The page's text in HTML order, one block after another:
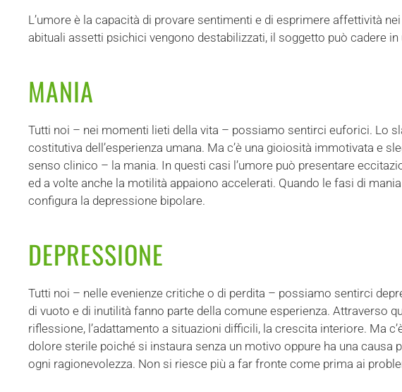
L’umore è la capacità di provare sentimenti e di esprimere affettività
abituali assetti psichici vengono destabilizzati, il soggetto può cadere
MANIA
Tutti noi – nei momenti lieti della vita – possiamo sentirci euforici. Lo
costitutiva dell’esperienza umana. Ma c’è una gioiosità immotivata e
senso clinico – la mania. In questi casi l’umore può presentare
ed a volte anche la motilità appaiono accelerati. Quando le fasi di
configura la depressione bipolare.
DEPRESSIONE
Tutti noi – nelle evenienze critiche o di perdita – possiamo sentirci
di vuoto e di inutilità fanno parte della comune esperienza. Attraverso
riflessione, l’adattamento a situazioni difficili, la crescita interiore. Ma
dolore sterile poiché si instaura senza un motivo oppure ha una causa
ogni ragionevolezza. Non si riesce più a far fronte come prima ai